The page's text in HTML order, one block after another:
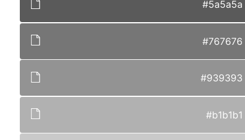
#5a5a5a
#767676
#939393
#b1b1b1